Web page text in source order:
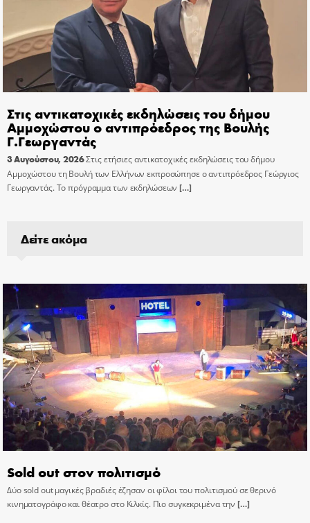
Στις αντικατοχικές εκδηλώσεις του δήμου
Αμμοχώστου ο αντιπρόεδρος της Βουλής
Γ.Γεωργαντάς
3 Αυγούστου, 2026Στις ετήσιες αντικατοχικές εκδηλώσεις του δήμου
Αμμοχώστου τη Βουλή των Ελλήνων εκπροσώπησε ο αντιπρόεδρος Γεώργιος
Γεωργαντάς. Το πρόγραμμα των εκδηλώσεων […]
Δείτε ακόμα
Sold out στον πολιτισμό
Δύο sold out μαγικές βραδιές έζησαν οι φίλοι του πολιτισμού σε θερινό
κινηματογράφο και θέατρο στο Κιλκίς. Πιο συγκεκριμένα την […]